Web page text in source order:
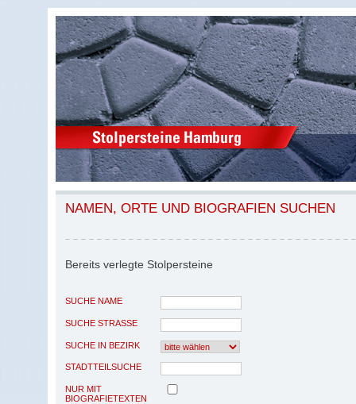
NAMEN, ORTE UND BIOGRAFIEN SUCHEN
Bereits verlegte Stolpersteine
SUCHE NAME
SUCHE STRASSE
SUCHE IN BEZIRK
STADTTEILSUCHE
NUR MIT
BIOGRAFIETEXTEN